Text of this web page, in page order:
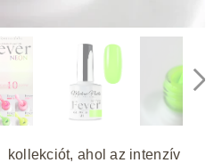
kollekciót, ahol az intenzív